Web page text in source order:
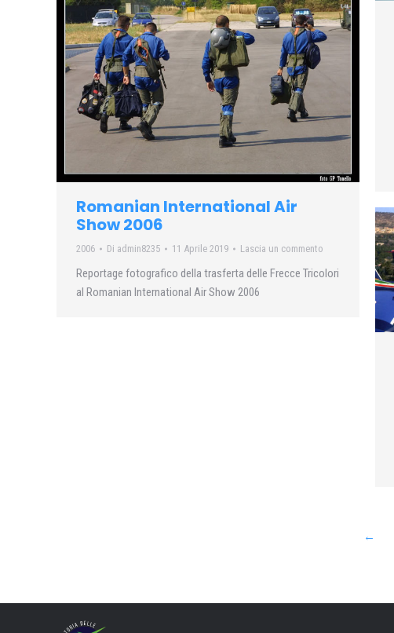
Romanian International Air
Show 2006
2006 Di admin8235 11 Aprile 2019 Lascia un commento
Reportage fotografico della trasferta delle Frecce Tricolori
al Romanian International Air Show 2006
←